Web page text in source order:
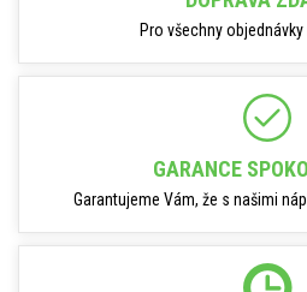
Pro všechny objednávky
GARANCE
Garantujeme Vám, že s našimi